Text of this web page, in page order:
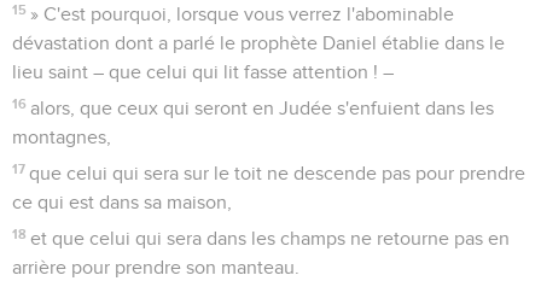
15 » C'est pourquoi, lorsque vous verrez l'abominable
dévastation dont a parlé le prophète Daniel établie dans le
lieu saint – que celui qui lit fasse attention ! –
16 alors, que ceux qui seront en Judée s'enfuient dans les
montagnes,
17 que celui qui sera sur le toit ne descende pas pour prendre
ce qui est dans sa maison,
18 et que celui qui sera dans les champs ne retourne pas en
arrière pour prendre son manteau.